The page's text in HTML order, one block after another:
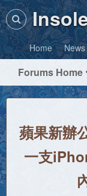
Home News
Forums Home
蘋果新辦
一支